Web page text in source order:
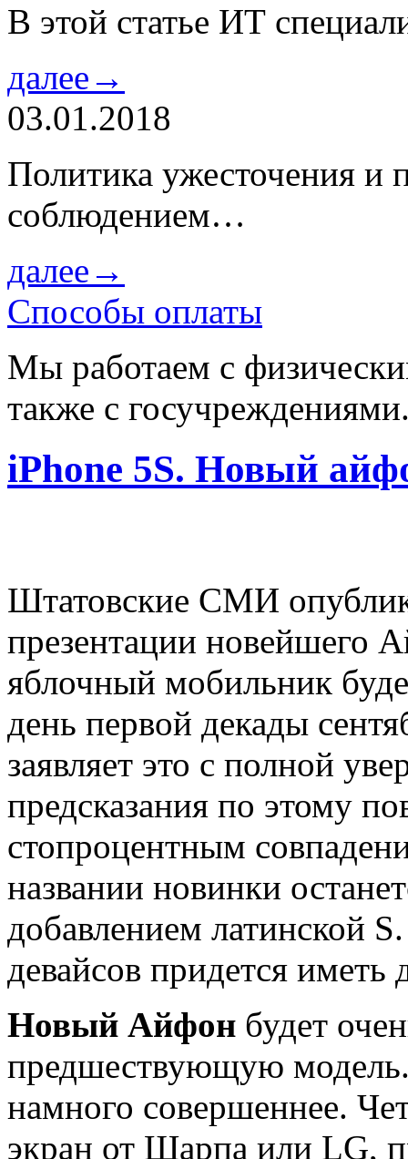
В этой статье ИТ
далее→
03.01.2018
Политика ужесточения и
соблюдением…
далее→
Способы оплаты
Мы работаем с
также с
iPhone 5S. Новый
Штатовские СМИ
презентации новейшего
яблочный мобильник
день первой декады
заявляет это с полной
предсказания по этому
стопроцентным
названии новинки
добавлением латинской
девайсов придется иметь
Новый Айфон будет
предшествующую модель.
намного совершеннее.
экран от Шарпа или LG,